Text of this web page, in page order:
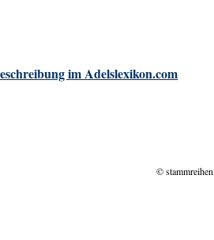
im Adelslexikon.com
©